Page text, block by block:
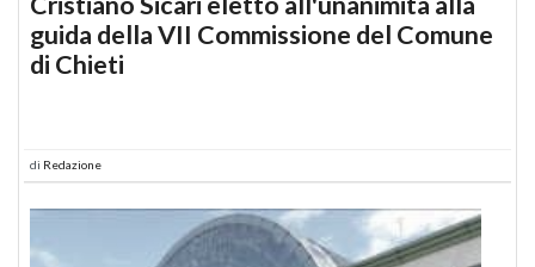
guida della VII Commissione del Comune
di Chieti
di Redazione